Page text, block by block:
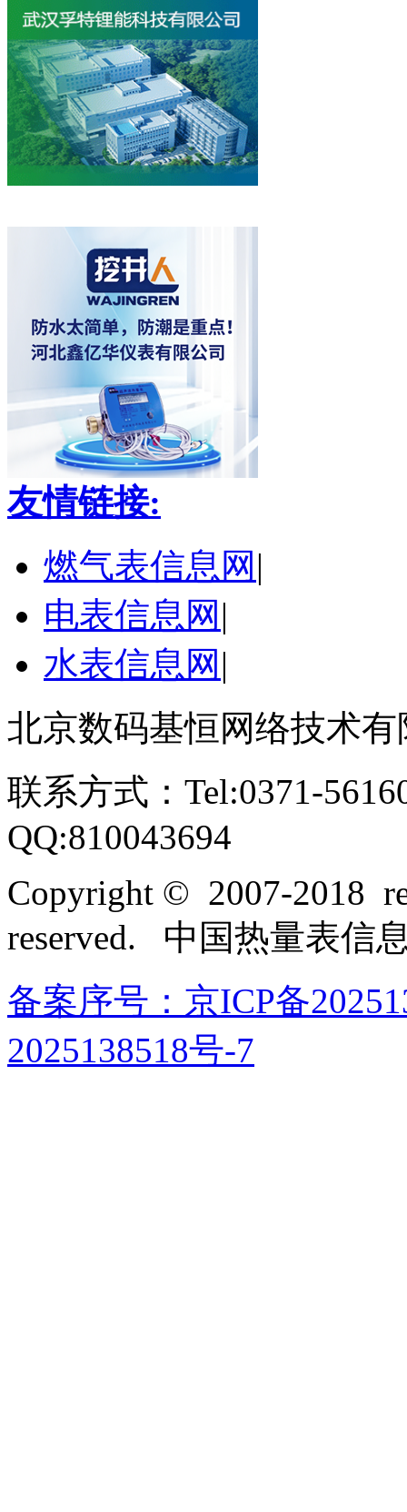
友情链接:
燃气表信息网 |
电表信息网 |
水表信息网 |
北京数码基恒网络技术有
联系方式：Tel:0371-
QQ:810043694
Copyright © 2007-2018
reserved. 中国热量表信
备案序号：京ICP备
2025138518号-7